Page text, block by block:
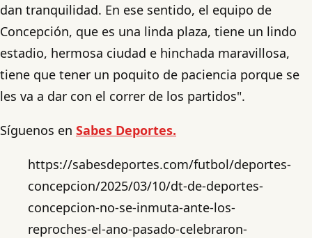
dan tranquilidad. En ese sentido, el equipo de
Concepción, que es una linda plaza, tiene un lindo
estadio, hermosa ciudad e hinchada maravillosa,
tiene que tener un poquito de paciencia porque se
les va a dar con el correr de los partidos".
Síguenos en Sabes Deportes.
https://sabesdeportes.com/futbol/deportes-
concepcion/2025/03/10/dt-de-deportes-
concepcion-no-se-inmuta-ante-los-
reproches-el-ano-pasado-celebraron-